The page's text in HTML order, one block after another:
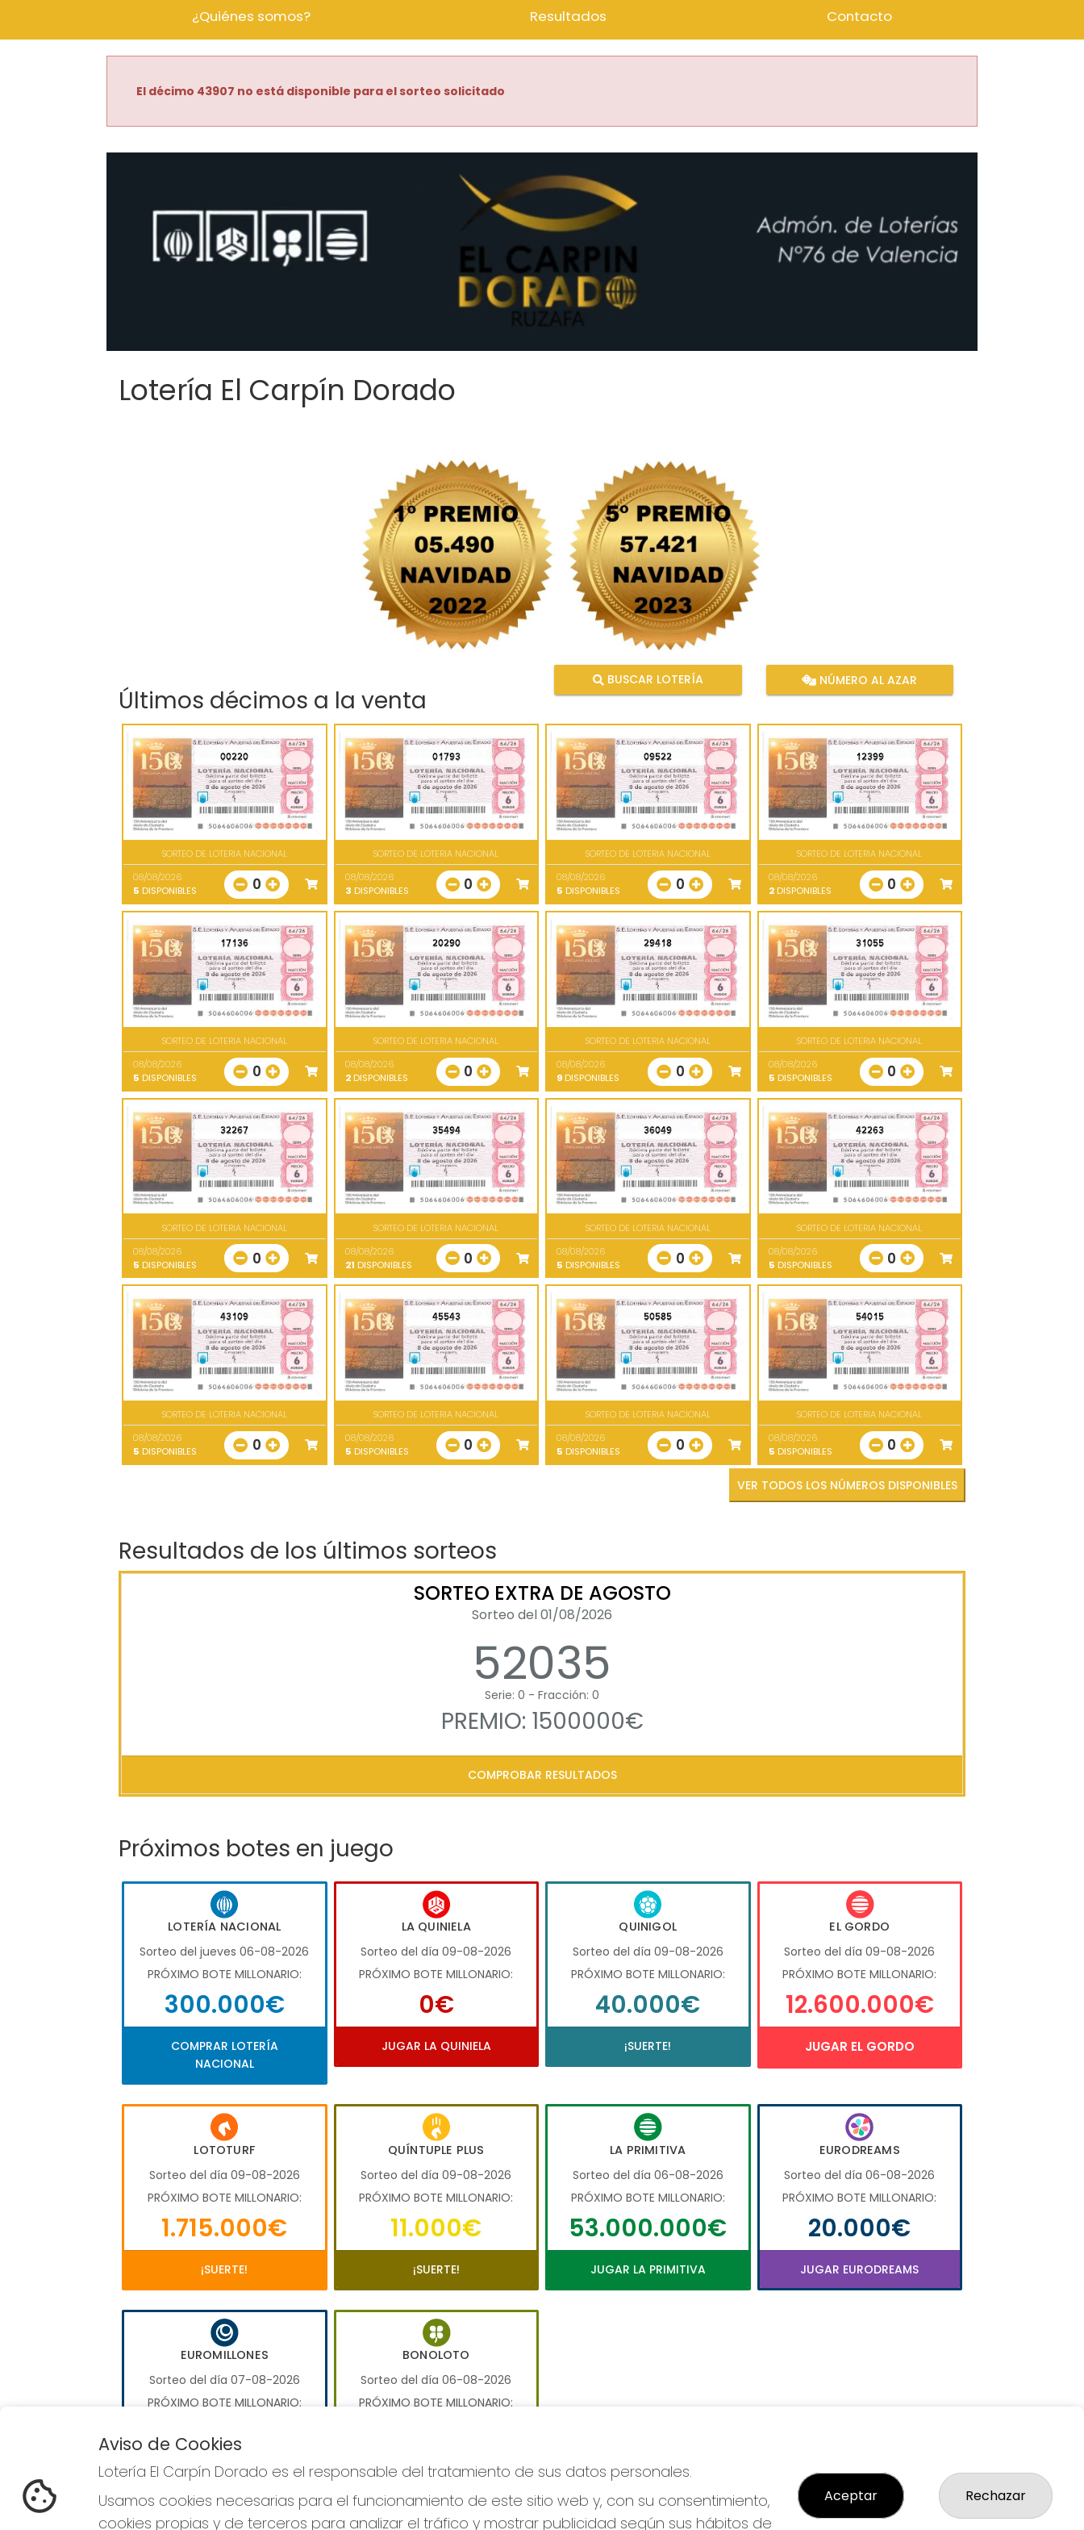
¿Quiénes somos? Resultados Contacto
El décimo 43907 no está disponible para el sorteo solicitado
Lotería El Carpín Dorado
Últimos décimos a la venta
BUSCAR LOTERÍA NÚMERO AL AZAR
00220
SORTEO DE LOTERIA NACIONAL
08/08/2026
5 DISPONIBLES 0
01793
SORTEO DE LOTERIA NACIONAL
08/08/2026
3 DISPONIBLES 0
09522
SORTEO DE LOTERIA NACIONAL
08/08/2026
5 DISPONIBLES 0
12399
SORTEO DE LOTERIA NACIONAL
08/08/2026
2DISPONIBLES 0
17136
SORTEO DE LOTERIA NACIONAL
08/08/2026
5 DISPONIBLES 0
20290
SORTEO DE LOTERIA NACIONAL
08/08/2026
2DISPONIBLES 0
29418
SORTEO DE LOTERIA NACIONAL
08/08/2026
9 DISPONIBLES 0
31055
SORTEO DE LOTERIA NACIONAL
08/08/2026
5 DISPONIBLES 0
32267
SORTEO DE LOTERIA NACIONAL
08/08/2026
5 DISPONIBLES 0
35494
SORTEO DE LOTERIA NACIONAL
08/08/2026
21 DISPONIBLES 0
36049
SORTEO DE LOTERIA NACIONAL
08/08/2026
5 DISPONIBLES 0
42263
SORTEO DE LOTERIA NACIONAL
08/08/2026
5 DISPONIBLES 0
43109
SORTEO DE LOTERIA NACIONAL
08/08/2026
5 DISPONIBLES 0
45543
SORTEO DE LOTERIA NACIONAL
08/08/2026
5 DISPONIBLES 0
50585
SORTEO DE LOTERIA NACIONAL
08/08/2026
5 DISPONIBLES 0
54015
SORTEO DE LOTERIA NACIONAL
08/08/2026
5 DISPONIBLES 0
VER TODOS LOS NÚMEROS DISPONIBLES
Resultados de los últimos sorteos
SORTEO EXTRA DE AGOSTO
Sorteo del 01/08/2026
52035
Serie: 0 - Fracción: 0
PREMIO: 1500000€
COMPROBAR RESULTADOS
Próximos botes en juego
LOTERÍA NACIONAL
Sorteo del jueves 06-08-2026
PRÓXIMO BOTE MILLONARIO:
300.000€
COMPRAR LOTERÍA
NACIONAL
LA QUINIELA
Sorteo del día 09-08-2026
PRÓXIMO BOTE MILLONARIO:
0€
JUGAR LA QUINIELA
QUINIGOL
Sorteo del día 09-08-2026
PRÓXIMO BOTE MILLONARIO:
40.000€
¡SUERTE!
EL GORDO
Sorteo del día 09-08-2026
PRÓXIMO BOTE MILLONARIO:
12.600.000€
JUGAR EL GORDO
LOTOTURF
Sorteo del día 09-08-2026
PRÓXIMO BOTE MILLONARIO:
1.715.000€
¡SUERTE!
QUÍNTUPLE PLUS
Sorteo del día 09-08-2026
PRÓXIMO BOTE MILLONARIO:
11.000€
¡SUERTE!
LA PRIMITIVA
Sorteo del día 06-08-2026
PRÓXIMO BOTE MILLONARIO:
53.000.000€
JUGAR LA PRIMITIVA
EURODREAMS
Sorteo del día 06-08-2026
PRÓXIMO BOTE MILLONARIO:
20.000€
JUGAR EURODREAMS
EUROMILLONES
Sorteo del día 07-08-2026
PRÓXIMO BOTE MILLONARIO:
110.000.000€
JUGAR EUROMILLONES
BONOLOTO
Sorteo del día 06-08-2026
PRÓXIMO BOTE MILLONARIO:
JUGAR BONOLOTO
Aviso de Cookies
Lotería El Carpín Dorado es el responsable del tratamiento de sus datos personales.
Usamos cookies necesarias para el funcionamiento de este sitio web y, con su consentimiento,
cookies propias y de terceros para analizar el tráfico y mostrar publicidad según sus hábitos de
Aceptar Rechazar